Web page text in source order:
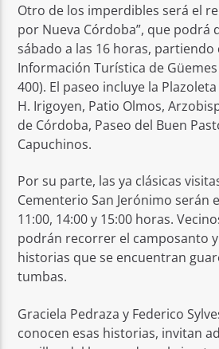
Otro de los imperdibles será el
por Nueva Córdoba”, que podrá
sábado a las 16 horas, partiendo
Información Turística de
400). El paseo incluye la
H. Irigoyen, Patio Olmos,
de Córdoba, Paseo del Buen
Capuchinos.
Por su parte, las ya clásicas
Cementerio San Jerónimo serán
11:00, 14:00 y 15:00 horas.
podrán recorrer el camposanto
historias que se encuentran
tumbas.
Graciela Pedraza y Federico
conocen esas historias, invitan